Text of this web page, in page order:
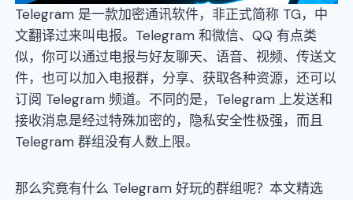
Telegram 是一款加密通讯软件，非正式简称 TG，中
文翻译过来叫电报。Telegram 和微信、QQ 有点类
似，你可以通过电报与好友聊天、语音、视频、传送文
件，也可以加入电报群，分享、获取各种资源，还可以
订阅 Telegram 频道。不同的是，Telegram 上发送和
接收消息是经过特殊加密的，隐私安全性极强，而且
Telegram 群组没有人数上限。
那么究竟有什么 Telegram 好玩的群组呢？本文精选